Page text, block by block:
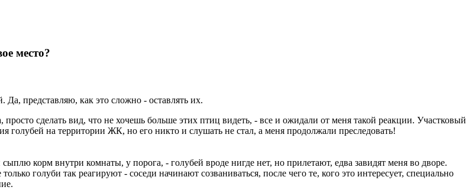
место?
Да, представляю, как это сложно - оставлять их.
сделать вид, что не хочешь больше этих птиц видеть, - все и ожидали от меня такой реакции. Участковый
голубей на территории ЖК, но его никто и слушать не стал, а меня продолжали преследовать!
корм внутри комнаты, у порога, - голубей вроде нигде нет, но прилетают, едва завидят меня во дворе.
голуби так реагируют - соседи начинают созваниваться, после чего те, кого это интересует, специально